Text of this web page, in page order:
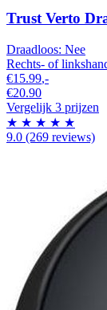
Trust Verto
Draadloos: Nee
Rechts- of
€15.99,-
€20.90
Vergelijk 3 prijzen
★ ★ ★ ★ ★
9.0 (269 reviews)